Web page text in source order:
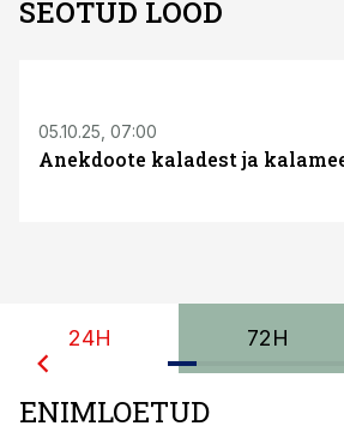
SEOTUD LOOD
05.10.25, 07:00
Anekdoote kaladest ja
24H 72H
ENIMLOETUD